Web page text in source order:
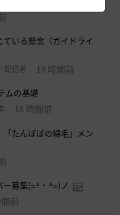
いる懸念（ガイドライ
配信者 18 時間前
ムの基礎
18 時間前
「たんぽぽの綿毛」メン
募集(=^・^=)ノ
前